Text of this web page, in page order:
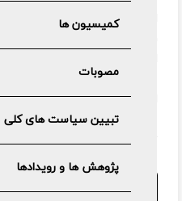
کمیسیون ها
مصوبات
تبیین سیاست های کلی
پژوهش ها و رویدادها
ابتدای درس خارج فقه با
راهپیمایی ۲۲ دی
ایران اسلامی، گفت: شناخت
موقعیت مهم جز به لطف
ایران به دلیل این وقت
شناسی و عزم راسخ در
تشکر کنیم